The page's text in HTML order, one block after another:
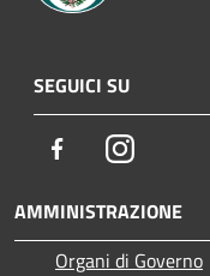
SEGUICI SU
FacebookInstagram
AMMINISTRAZIONE
Organi di Governo